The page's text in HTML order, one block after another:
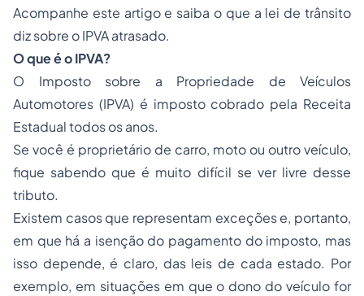
Acompanhe este artigo e saiba o que a lei de trânsito
diz sobre o IPVA atrasado.
O que é o IPVA?
O Imposto sobre a Propriedade de Veículos
Automotores (IPVA) é imposto cobrado pela Receita
Estadual todos os anos.
Se você é proprietário de carro, moto ou outro veículo,
fique sabendo que é muito difícil se ver livre desse
tributo.
Existem casos que representam exceções e, portanto,
em que há a isenção do pagamento do imposto, mas
isso depende, é claro, das leis de cada estado. Por
exemplo, em situações em que o dono do veículo for